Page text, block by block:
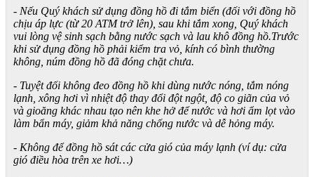
- Nếu Quý khách sử dụng đồng hồ đi tắm biển (đối với đồng hồ
chịu áp lực (từ 20 ATM trở lên), sau khi tắm xong, Quý khách
vui lòng vệ sinh sạch bằng nước sạch và lau khô đồng hồ.Trước
khi sử dụng đồng hồ phải kiểm tra vỏ, kính có bình thường
không, núm đồng hồ đã đóng chặt chưa.
- Tuyệt đối không đeo đồng hồ khi dùng nước nóng, tắm nóng
lạnh, xông hơi vì nhiệt độ thay đổi đột ngột, độ co giãn của vỏ
và gioăng khác nhau tạo nên khe hở để nước và hơi ẩm lọt vào
làm bẩn máy, giảm khả năng chống nước và dễ hỏng máy.
- Không để đồng hồ sát các cửa gió của máy lạnh (ví dụ: cửa
gió điều hòa trên xe hơi…)